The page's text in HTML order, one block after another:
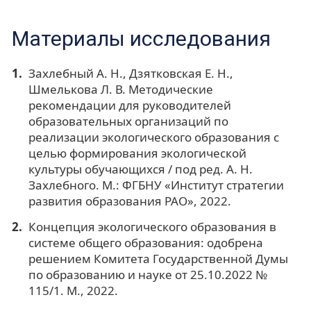
Материалы исследования
Захлебный А. Н., Дзятковская Е. Н.,
Шмелькова Л. В. Методические
рекомендации для руководителей
образовательных организаций по
реализации экологического образования с
целью формирования экологической
культуры обучающихся / под ред. А. Н.
Захлебного. М.: ФГБНУ «Институт стратегии
развития образования РАО», 2022.
Концепция экологического образования в
системе общего образования: одобрена
решением Комитета Государственной Думы
по образованию и науке от 25.10.2022 №
115/1. М., 2022.